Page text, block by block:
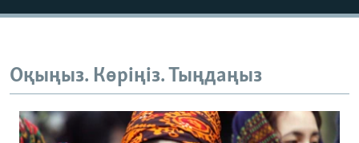
Оқыңыз. Көріңіз. Тыңдаңыз